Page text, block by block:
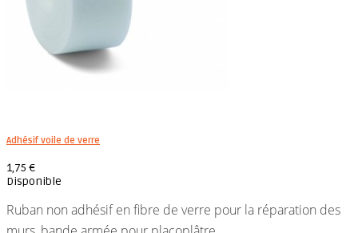
Adhésif voile de verre
1,75 €
Disponible
Ruban non adhésif en fibre de verre pour la réparation des